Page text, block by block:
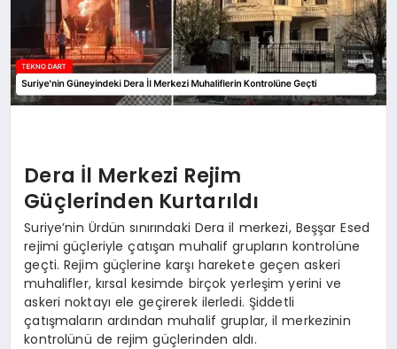
Dera İl Merkezi Rejim
Güçlerinden Kurtarıldı
Suriye’nin Ürdün sınırındaki Dera il merkezi, Beşşar Esed
rejimi güçleriyle çatışan muhalif grupların kontrolüne
geçti. Rejim güçlerine karşı harekete geçen askeri
muhalifler, kırsal kesimde birçok yerleşim yerini ve
askeri noktayı ele geçirerek ilerledi. Şiddetli
çatışmaların ardından muhalif gruplar, il merkezinin
kontrolünü de rejim güçlerinden aldı.